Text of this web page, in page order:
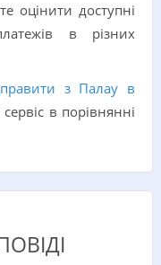
оцінити доступні
в різних
з Палау в
в порівнянні